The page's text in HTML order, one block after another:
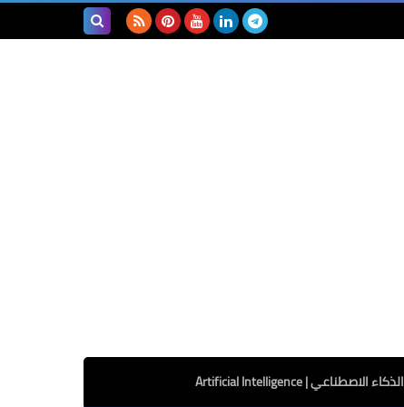
الذكاء الاصطناعي | Artificial Intelligence